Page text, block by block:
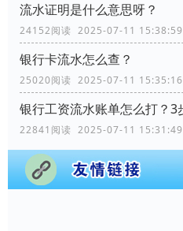
流水证明是什么意思呀？
24152阅读 2025-07-11 15:38:59
银行卡流水怎么查？
25020阅读 2025-07-11 15:35:16
22841阅读 2025-07-11 15:31:49